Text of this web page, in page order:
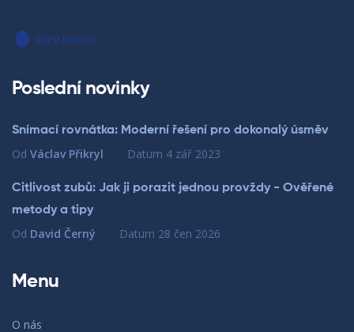
Poslední novinky
Snímací rovnátka: Moderní řešení pro dokonalý úsměv
Od Václav Přikryl Datum 4 zář 2023
Citlivost zubů: Jak ji porazit jednou provždy - Ověřené
metody a tipy
Od David Černý Datum 28 čen 2026
Menu
O nás